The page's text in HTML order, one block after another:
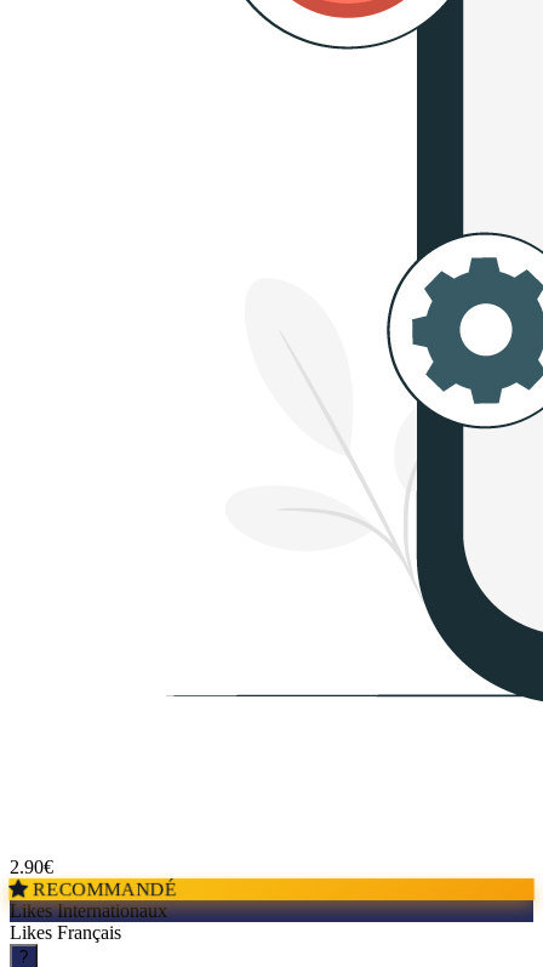
2.90€
RECOMMANDÉ
Likes Internationaux
Likes Français
?